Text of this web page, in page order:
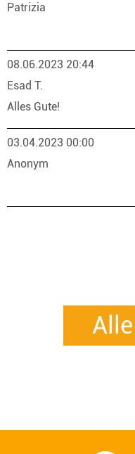
Patrizia
08.06.2023 20:44
Esad T.
Alles Gute!
03.04.2023 00:00
Anonym